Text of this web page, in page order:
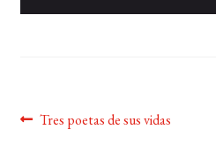
Navegación
Anterior:
Tres poetas de sus vidas